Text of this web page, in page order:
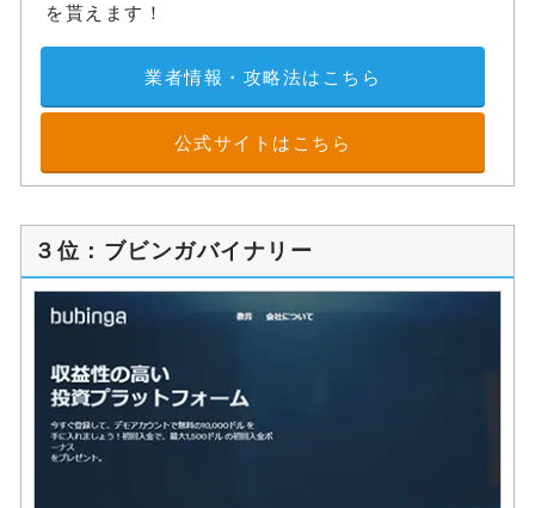
を貰えます！
業者情報・攻略法はこちら
公式サイトはこちら
３位：ブビンガバイナリー